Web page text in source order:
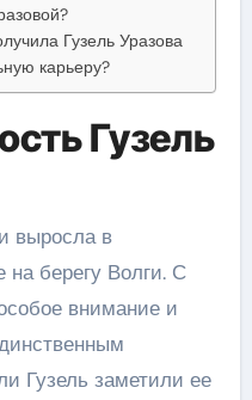
Гузель Уразова
карьеру?
Гузель
выросла в
на берегу Волги. С
внимание и
Гузель заметили ее